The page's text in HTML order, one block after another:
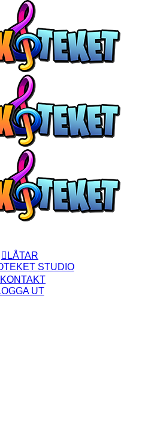
LÅTAR
STUDIO
KONTAKT
UT